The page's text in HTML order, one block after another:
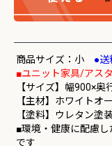
商品サイズ：小 ●送
■ユニット家具/アス
【サイズ】幅900×奥
【主材】ホワイトオ
【塗料】ウレタン塗
■環境・健康に配慮
です